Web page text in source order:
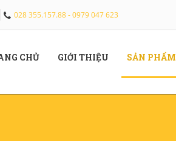
028 355.157.88 - 0979 047 623
CHỦ(CURRENT)
GIỚI THIỆU (CURRENT)
SẢN PHẨM